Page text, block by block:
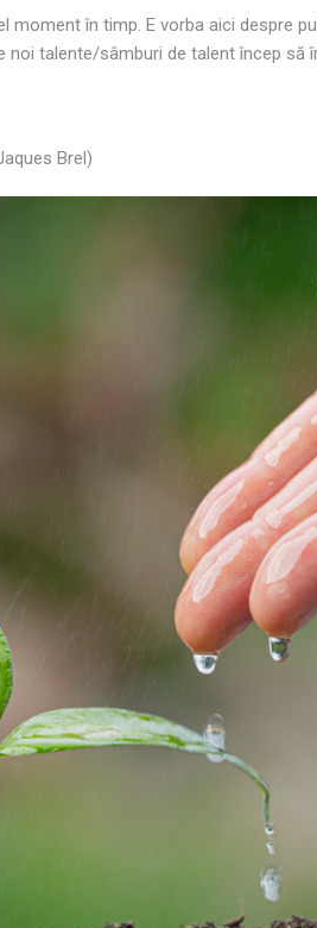
în timp. E vorba aici despre
noi talente/sâmburi de talent încep să
Brel)